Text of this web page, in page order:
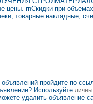
цены. rnСкидки при
товарные накладные,
пройдите по
Используйте
удалить объявление